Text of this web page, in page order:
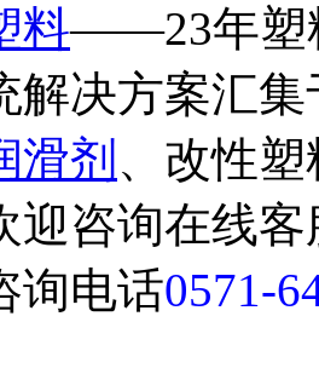
料——23年塑
解决方案汇
滑剂 、改性
迎咨询在线
询电话0571-